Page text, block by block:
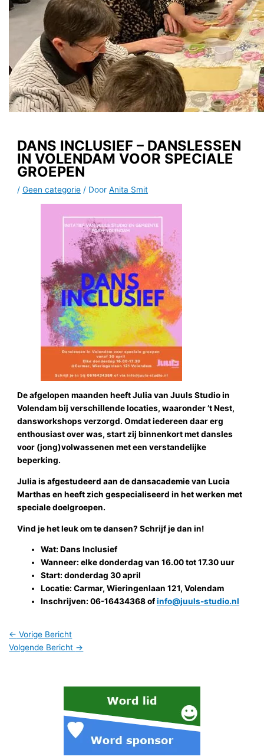
DANS INCLUSIEF – DANSLESSEN
IN VOLENDAM VOOR SPECIALE
GROEPEN
/Geen categorie / DoorAnita Smit
De afgelopen maanden heeft Julia van Juuls Studio in
Volendam bij verschillende locaties, waaronder ’t Nest,
dansworkshops verzorgd. Omdat iedereen daar erg
enthousiast over was, start zij binnenkort met dansles
voor (jong)volwassenen met een verstandelijke
beperking.
Julia is afgestudeerd aan de dansacademie van Lucia
Marthas en heeft zich gespecialiseerd in het werken met
speciale doelgroepen.
Vind je het leuk om te dansen? Schrijf je dan in!
Wat: Dans Inclusief
Wanneer: elke donderdag van 16.00 tot 17.30 uur
Start: donderdag 30 april
Locatie: Carmar, Wieringenlaan 121, Volendam
Inschrijven: 06-16434368 ofinfo@juuls-studio.nl
← Vorige Bericht
Volgende Bericht →